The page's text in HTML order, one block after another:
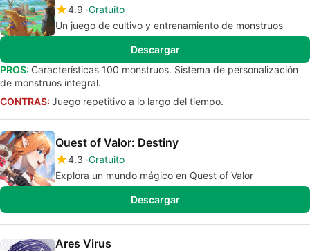
4.9 Gratuito
Un juego de cultivo y entrenamiento de monstruos
Descargar
PROS: Características 100 monstruos. Sistema de personalización
de monstruos integral.
CONTRAS: Juego repetitivo a lo largo del tiempo.
Quest of Valor: Destiny
4.3 Gratuito
Explora un mundo mágico en Quest of Valor
Descargar
Ares Virus